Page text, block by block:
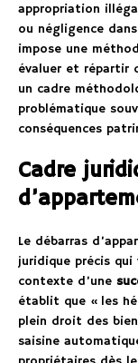
appropriation
ou négligence
impose une
évaluer et répartir
un cadre
problématique
conséquences
Cadre
Le débarras
juridique précis
contexte d’une
établit que « les
plein droit des
saisine